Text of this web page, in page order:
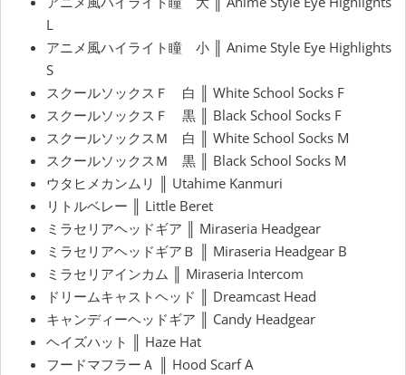
L
アニメ風ハイライト瞳 小 ║ Anime Style Eye Highlights
S
スクールソックスＦ 白 ║ White School Socks F
スクールソックスＦ 黒 ║ Black School Socks F
スクールソックスＭ 白 ║ White School Socks M
スクールソックスＭ 黒 ║ Black School Socks M
ウタヒメカンムリ ║ Utahime Kanmuri
リトルベレー ║ Little Beret
ミラセリアヘッドギア ║ Miraseria Headgear
ミラセリアヘッドギアＢ ║ Miraseria Headgear B
ミラセリアインカム ║ Miraseria Intercom
ドリームキャストヘッド ║ Dreamcast Head
キャンディーヘッドギア ║ Candy Headgear
ヘイズハット ║ Haze Hat
フードマフラーＡ ║ Hood Scarf A